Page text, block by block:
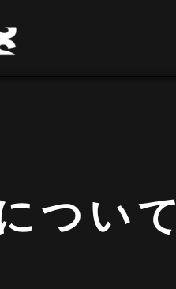
ついて